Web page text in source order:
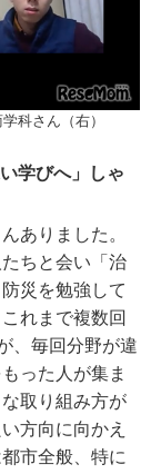
科さん（右）
学びへ」しゃ
ありました。
ちと会い「治
災を勉強して
れまで複数回
、毎回分野が違
った人が集ま
取り組み方が
方向に向かえ
市全般、特に